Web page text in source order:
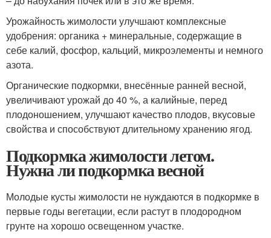
Урожайность жимолости улучшают комплексные
удобрения: органика + минеральные, содержащие в
себе калий, фосфор, кальций, микроэлементы и немного
азота.
Органические подкормки, внесённые ранней весной,
увеличивают урожай до 40 %, а калийные, перед
плодоношением, улучшают качество плодов, вкусовые
свойства и способствуют длительному хранению ягод.
Подкормка жимолости летом.
Нужна ли подкормка весной
Молодые кусты жимолости не нуждаются в подкормке в
первые годы вегетации, если растут в плодородном
грунте на хорошо освещенном участке.